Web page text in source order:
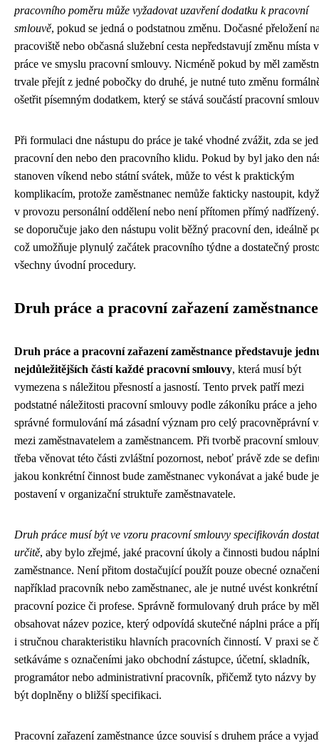
pracovního poměru může vyžadovat uzavření dodatku k pracovní
smlouvě, pokud se jedná o podstatnou změnu. Dočasné přeložení
pracoviště nebo občasná služební cesta nepředstavují změnu místa
práce ve smyslu pracovní smlouvy. Nicméně pokud by měl
trvale přejít z jedné pobočky do druhé, je nutné tuto změnu
ošetřit písemným dodatkem, který se stává součástí pracovní
Při formulaci dne nástupu do práce je také vhodné zvážit, zda se
pracovní den nebo den pracovního klidu. Pokud by byl jako den
stanoven víkend nebo státní svátek, může to vést k praktickým
komplikacím, protože zaměstnanec nemůže fakticky nastoupit,
v provozu personální oddělení nebo není přítomen přímý
se doporučuje jako den nástupu volit běžný pracovní den, ideálně
což umožňuje plynulý začátek pracovního týdne a dostatečný
všechny úvodní procedury.
Druh práce a pracovní zařazení zaměstnance
Druh práce a pracovní zařazení zaměstnance představuje
nejdůležitějších částí každé pracovní smlouvy, která musí být
vymezena s náležitou přesností a jasností. Tento prvek patří mezi
podstatné náležitosti pracovní smlouvy podle zákoníku práce a jeho
správné formulování má zásadní význam pro celý pracovněprávní
mezi zaměstnavatelem a zaměstnancem. Při tvorbě pracovní
třeba věnovat této části zvláštní pozornost, neboť právě zde se
jakou konkrétní činnost bude zaměstnanec vykonávat a jaké bude
postavení v organizační struktuře zaměstnavatele.
Druh práce musí být ve vzoru pracovní smlouvy specifikován
určitě, aby bylo zřejmé, jaké pracovní úkoly a činnosti budou
zaměstnance. Není přitom dostačující použít pouze obecné
například pracovník nebo zaměstnanec, ale je nutné uvést
pracovní pozice či profese. Správně formulovaný druh práce by měl
obsahovat název pozice, který odpovídá skutečné náplni práce a
i stručnou charakteristiku hlavních pracovních činností. V praxi se
setkáváme s označeními jako obchodní zástupce, účetní, skladník,
programátor nebo administrativní pracovník, přičemž tyto názvy by
být doplněny o bližší specifikaci.
Pracovní zařazení zaměstnance úzce souvisí s druhem práce a